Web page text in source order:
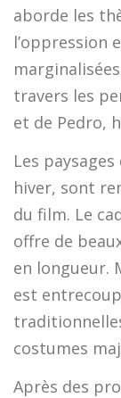
aborde les
l’oppression
travers les
et de Pedro,
Les
hiver, sont
du film. Le
offre de
en longueur.
est
costumes
Après des